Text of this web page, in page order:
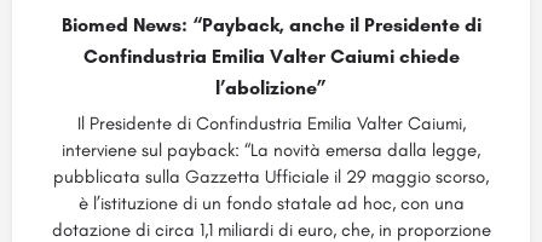
Biomed News: “Payback, anche il Presidente di
Confindustria Emilia Valter Caiumi chiede
l’abolizione”
Il Presidente di Confindustria Emilia Valter Caiumi,
interviene sul payback: “La novità emersa dalla legge,
pubblicata sulla Gazzetta Ufficiale il 29 maggio scorso,
è l’istituzione di un fondo statale ad hoc, con una
dotazione di circa 1,1 miliardi di euro, che, in proporzione